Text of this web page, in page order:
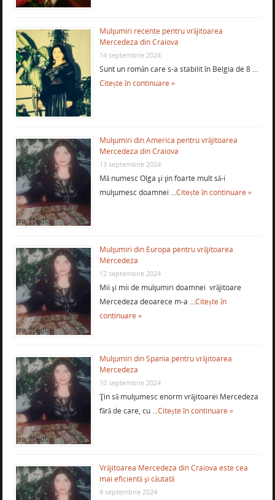
Mulţumiri recente pentru vrăjitoarea
Mercedeza din Craiova
14 septembrie 2024
Sunt un român care s-a stabilit în Belgia de 8 …
Citește în continuare »
Mulţumiri din America pentru vrăjitoarea
Mercedeza din Craiova
13 septembrie 2024
Mă numesc Olga şi ţin foarte mult să-i
mulţumesc doamnei …Citește în continuare »
Mulţumiri din Europa pentru vrăjitoarea
Mercedeza
12 septembrie 2024
Mii şi mii de mulţumiri doamnei vrăjitoare
Mercedeza deoarece m-a …Citește în
continuare »
Mulţumiri din Spania pentru vrăjitoarea
Mercedeza
10 septembrie 2024
Ţin să mulţumesc enorm vrăjitoarei Mercedeza
fără de care, cu …Citește în continuare »
Vrăjitoarea Mercedeza din Craiova este cea
mai eficientă şi căutată
9 septembrie 2024